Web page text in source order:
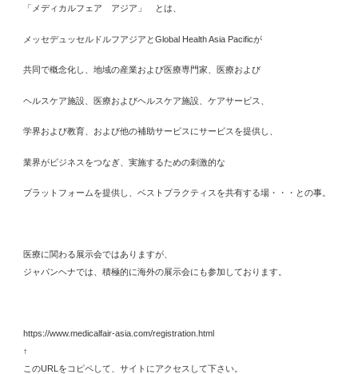
「メディカルフェア アジア」 とは、
メッセデュッセルドルフアジアとGlobal Health Asia Pacificが
共同で概念化し、地域の産業および医療専門家、医療および
ヘルスケア施設、医療およびヘルスケア施設、ケアサービス、
学界および教育、および他の補助サービスにサービスを提供し、
業界がビジネスをつなぎ、実施するための刺激的な
プラットフォームを提供し、ベストプラクティスを共有する場・・・との事。
医療に関わる展示会ではありますが、
ジャパンヘナでは、積極的に海外の展示会にも参加しております。
https://www.medicalfair-asia.com/registration.html
↑
このURLをコピペして、サイトにアクセスして下さい。